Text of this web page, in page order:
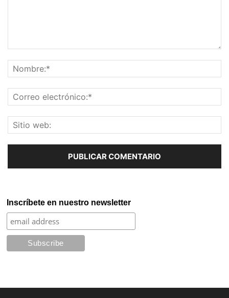
Inscríbete en nuestro newsletter